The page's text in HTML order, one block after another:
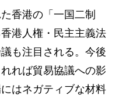
香港の「一国二制
港人権・民主主義法
も注目される。今後
れば貿易協議への影
はネガティブな材料